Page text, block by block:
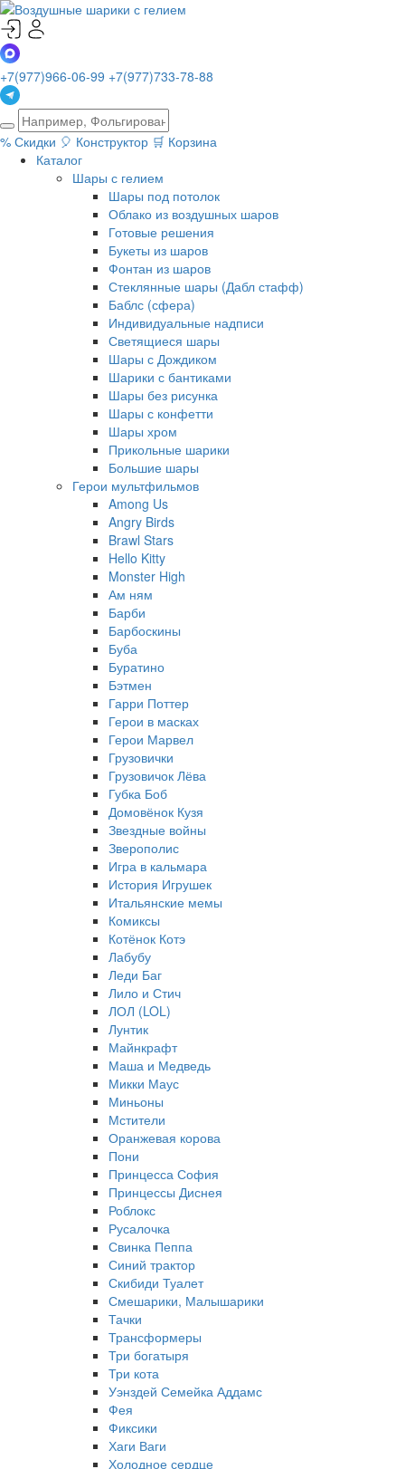
+7(977)966-06-99 +7(977)733-78-88
% Скидки 🎈 Конструктор 🛒 Корзина
Каталог
Шары с гелием
Шары под потолок
Облако из воздушных шаров
Готовые решения
Букеты из шаров
Фонтан из шаров
Стеклянные шары (Дабл стафф)
Баблс (сфера)
Индивидуальные надписи
Светящиеся шары
Шары с Дождиком
Шарики с бантиками
Шары без рисунка
Шары с конфетти
Шары хром
Прикольные шарики
Большие шары
Герои мультфильмов
Among Us
Angry Birds
Brawl Stars
Hello Kitty
Monster High
Ам ням
Барби
Барбоскины
Буба
Буратино
Бэтмен
Гарри Поттер
Герои в масках
Герои Марвел
Грузовички
Грузовичок Лёва
Губка Боб
Домовёнок Кузя
Звездные войны
Зверополис
Игра в кальмара
История Игрушек
Итальянские мемы
Комиксы
Котёнок Котэ
Лабубу
Леди Баг
Лило и Стич
ЛОЛ (LOL)
Лунтик
Майнкрафт
Маша и Медведь
Микки Маус
Миньоны
Мстители
Оранжевая корова
Пони
Принцесса София
Принцессы Диснея
Роблокс
Русалочка
Свинка Пеппа
Синий трактор
Скибиди Туалет
Смешарики, Малышарики
Тачки
Трансформеры
Три богатыря
Три кота
Уэнздей Семейка Аддамс
Фея
Фиксики
Хаги Ваги
Холодное сердце